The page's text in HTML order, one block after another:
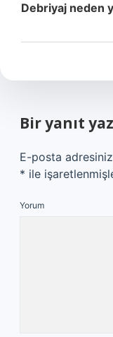
Debriyaj neden
Bir yanıt
E-posta
* ile
Yorum